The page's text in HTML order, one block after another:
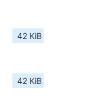
42 KiB
42 KiB